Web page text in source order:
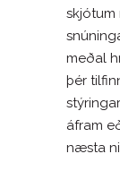
skjótum
meðal
þér
áfram
næsta